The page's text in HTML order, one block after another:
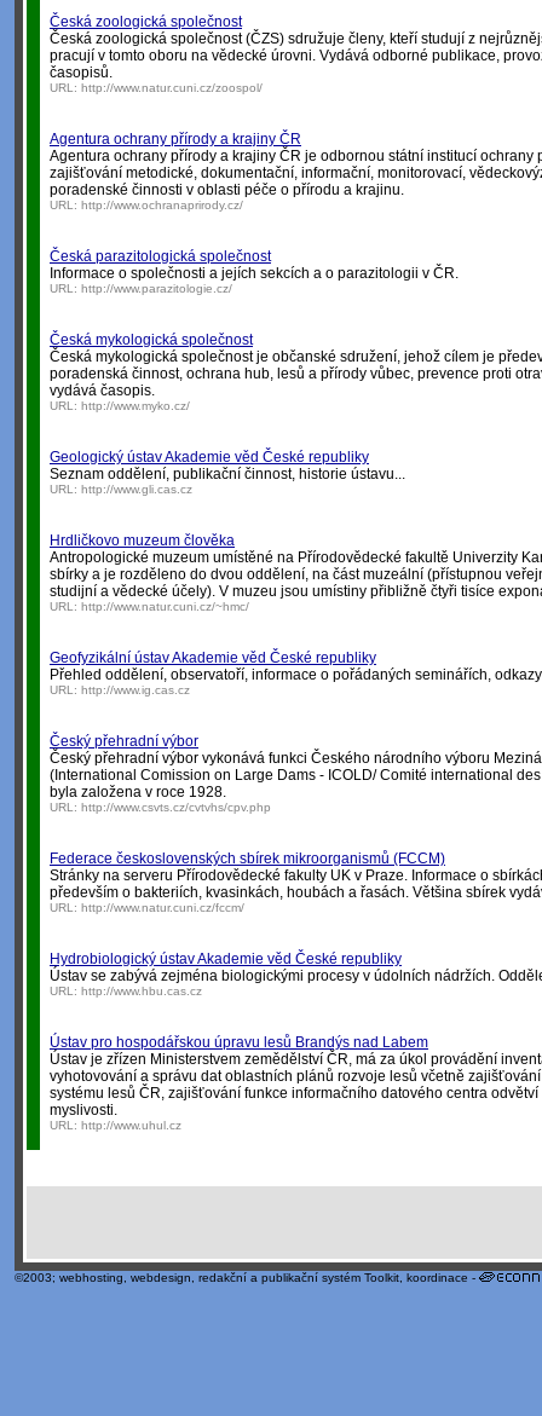
Česká zoologická společnost
Česká zoologická společnost (ČZS) sdružuje členy, kteří studují z
pracují v tomto oboru na vědecké úrovni. Vydává odborné publikace,
časopisů.
URL: http://www.natur.cuni.cz/zoospol/
Agentura ochrany přírody a krajiny ČR
Agentura ochrany přírody a krajiny ČR je odbornou státní institucí ochrany
zajišťování metodické, dokumentační, informační, monitorovací,
poradenské činnosti v oblasti péče o přírodu a krajinu.
URL: http://www.ochranaprirody.cz/
Česká parazitologická společnost
Informace o společnosti a jejích sekcích a o parazitologii v ČR.
URL: http://www.parazitologie.cz/
Česká mykologická společnost
Česká mykologická společnost je občanské sdružení, jehož cílem je
poradenská činnost, ochrana hub, lesů a přírody vůbec, prevence proti
vydává časopis.
URL: http://www.myko.cz/
Geologický ústav Akademie věd České republiky
Seznam oddělení, publikační činnost, historie ústavu...
URL: http://www.gli.cas.cz
Hrdličkovo muzeum člověka
Antropologické muzeum umístěné na Přírodovědecké fakultě Univerzity
sbírky a je rozděleno do dvou oddělení, na část muzeální (přístupnou
studijní a vědecké účely). V muzeu jsou umístiny přibližně čtyři tisíce
URL: http://www.natur.cuni.cz/~hmc/
Geofyzikální ústav Akademie věd České republiky
Přehled oddělení, observatoří, informace o pořádaných seminářích,
URL: http://www.ig.cas.cz
Český přehradní výbor
Český přehradní výbor vykonává funkci Českého národního výboru
(International Comission on Large Dams - ICOLD/ Comité international
byla založena v roce 1928.
URL: http://www.csvts.cz/cvtvhs/cpv.php
Federace československých sbírek mikroorganismů (FCCM)
Stránky na serveru Přírodovědecké fakulty UK v Praze. Informace o
především o bakteriích, kvasinkách, houbách a řasách. Většina sbírek
URL: http://www.natur.cuni.cz/fccm/
Hydrobiologický ústav Akademie věd České republiky
Ústav se zabývá zejména biologickými procesy v údolních nádržích.
URL: http://www.hbu.cas.cz
Ústav pro hospodářskou úpravu lesů Brandýs nad Labem
Ústav je zřízen Ministerstvem zemědělství ČR, má za úkol provádění
vyhotovování a správu dat oblastních plánů rozvoje lesů včetně
systému lesů ČR, zajišťování funkce informačního datového centra
myslivosti.
URL: http://www.uhul.cz
©2003; webhosting webdesign redakční a publikační systém Toolkit , koordinace -